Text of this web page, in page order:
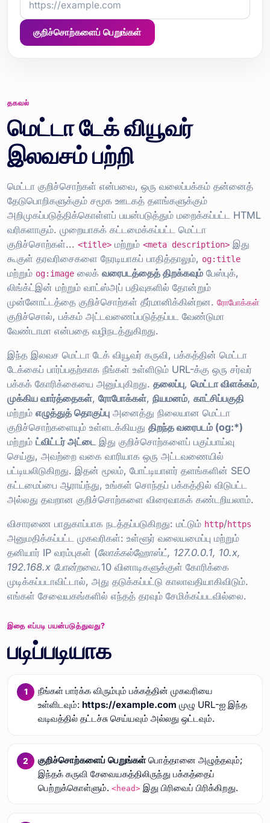
குறிச்சொற்களைப் பெறுங்கள்
தகவல்
மெட்டா டேக் வியூவர்
இலவசம் பற்றி
மெட்டா குறிச்சொற்கள் என்பவை, ஒரு வலைப்பக்கம் தன்னைத்
தேடுபொறிகளுக்கும் சமூக ஊடகத் தளங்களுக்கும்
அறிமுகப்படுத்திக்கொள்ளப் பயன்படுத்தும் மறைக்கப்பட்ட HTML
வரிகளாகும். முறையாகக் கட்டமைக்கப்பட்ட மெட்டா
குறிச்சொற்கள்... <title> மற்றும் <meta description> இது
கூகுள் தரவரிசைகளை நேரடியாகப் பாதித்தாலும், og:title
மற்றும் og:image லைக் வரைபடத்தைத் திறக்கவும் பேஸ்புக்,
லிங்க்ட்இன் மற்றும் வாட்ஸ்அப் பதிவுகளில் தோன்றும்
முன்னோட்டத்தை குறிச்சொற்கள் தீர்மானிக்கின்றன. ரோபோக்கள்
குறிச்சொல், பக்கம் அட்டவணைப்படுத்தப்பட வேண்டுமா
வேண்டாமா என்பதை வழிநடத்துகிறது.
இந்த இலவச மெட்டா டேக் வியூவர் கருவி, பக்கத்தின் மெட்டா
டேக்கைப் பார்ப்பதற்காக நீங்கள் உள்ளிடும் URL-க்கு ஒரு சர்வர்
பக்கக் கோரிக்கையை அனுப்புகிறது. தலைப்பு, மெட்டா விளக்கம்,
முக்கிய வார்த்தைகள், ரோபோக்கள், நியமனம், காட்சிப்பகுதி
மற்றும் எழுத்துத் தொகுப்பு அனைத்து நிலையான மெட்டா
குறிச்சொற்களையும் உள்ளடக்கியது திறந்த வரைபடம் (og:*)
மற்றும் ட்விட்டர் அட்டை இது குறிச்சொற்களைப் பகுப்பாய்வு
செய்து, அவற்றை வகை வாரியாக ஒரு அட்டவணையில்
பட்டியலிடுகிறது. இதன் மூலம், போட்டியாளர் தளங்களின் SEO
கட்டமைப்பை ஆராய்ந்து, உங்கள் சொந்தப் பக்கத்தில் விடுபட்ட
அல்லது தவறான குறிச்சொற்களை விரைவாகக் கண்டறியலாம்.
விசாரணை பாதுகாப்பாக நடத்தப்படுகிறது: மட்டும் http/https
அனுமதிக்கப்பட்ட முகவரிகள்: உள்ளூர் வலையமைப்பு மற்றும்
தனியார் IP வரம்புகள் (லோக்கல்ஹோஸ்ட், 127.0.0.1, 10.x,
192.168.x போன்றவை.10 வினாடிகளுக்குள் கோரிக்கை
முடிக்கப்படாவிட்டால், அது தடுக்கப்பட்டு காலாவதியாகிவிடும்.
எங்கள் சேவையகங்களில் எந்தத் தரவும் சேமிக்கப்படவில்லை.
இதை எப்படி பயன்படுத்துவது?
படிப்படியாக
நீங்கள் பார்க்க விரும்பும் பக்கத்தின் முகவரியை
உள்ளிடவும்: https://example.com முழு URL-ஐ இந்த
வடிவத்தில் தட்டச்சு செய்யவும் அல்லது ஒட்டவும்.
குறிச்சொற்களைப் பெறுங்கள்பொத்தானை அழுத்தவும்;
இந்தக் கருவி சேவையகத்திலிருந்து பக்கத்தைப்
பெற்றுக்கொள்ளும். <head>இது பிரிவைப் பிரிக்கிறது.